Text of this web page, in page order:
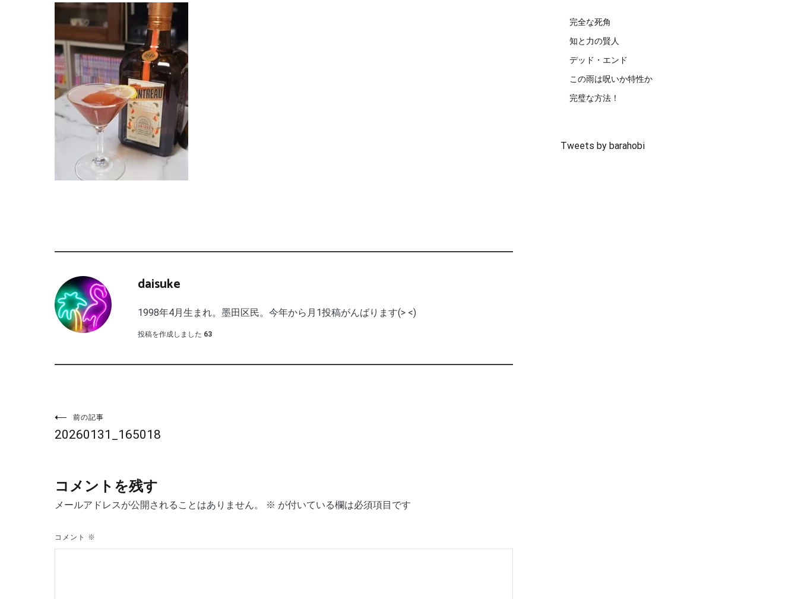
daisuke
1998年4月生まれ。墨田区民。今年から月1投稿がんばります(> <)
投稿を作成しました 63
投
ナ
ビ
ゲ
前の記事
20260131_165018
コメントを残す
メールアドレスが公開されることはありません。 ※ が付いている欄は必須項目です
コメント ※
完全な死角
知と力の賢人
デッド・エンド
この雨は呪いか特性か
完璧な方法！
Tweets by barahobi